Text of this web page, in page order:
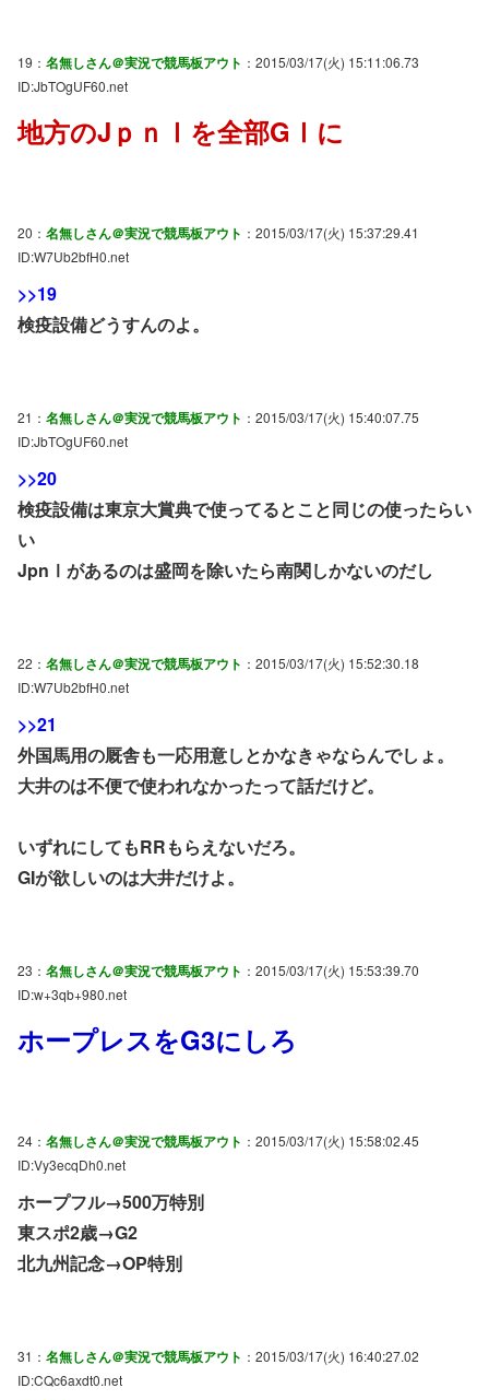
19： 名無しさん＠実況で競馬板アウト ：2015/03/17(火) 15:11:06.73
ID:JbTOgUF60.net
地方のJｐｎⅠを全部GⅠに
20： 名無しさん＠実況で競馬板アウト ：2015/03/17(火) 15:37:29.41
ID:W7Ub2bfH0.net
>>19
検疫設備どうすんのよ。
21： 名無しさん＠実況で競馬板アウト ：2015/03/17(火) 15:40:07.75
ID:JbTOgUF60.net
>>20
検疫設備は東京大賞典で使ってるとこと同じの使ったらい
い
JpnⅠがあるのは盛岡を除いたら南関しかないのだし
22： 名無しさん＠実況で競馬板アウト ：2015/03/17(火) 15:52:30.18
ID:W7Ub2bfH0.net
>>21
外国馬用の厩舎も一応用意しとかなきゃならんでしょ。
大井のは不便で使われなかったって話だけど。
いずれにしてもRRもらえないだろ。
GIが欲しいのは大井だけよ。
23： 名無しさん＠実況で競馬板アウト ：2015/03/17(火) 15:53:39.70
ID:w+3qb+980.net
ホープレスをG3にしろ
24： 名無しさん＠実況で競馬板アウト ：2015/03/17(火) 15:58:02.45
ID:Vy3ecqDh0.net
ホープフル→500万特別
東スポ2歳→G2
北九州記念→OP特別
31： 名無しさん＠実況で競馬板アウト ：2015/03/17(火) 16:40:27.02
ID:CQc6axdt0.net